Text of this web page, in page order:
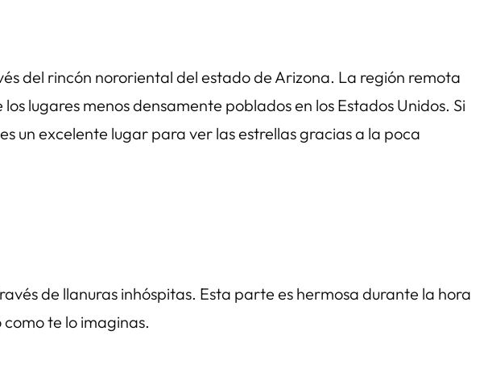
del rincón nororiental del estado de Arizona. La región remota
lugares menos densamente poblados en los Estados Unidos. Si
un excelente lugar para ver las estrellas gracias a la poca
de llanuras inhóspitas. Esta parte es hermosa durante la hora
te lo imaginas.